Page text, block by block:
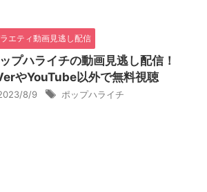
エティ動画見逃し配信
プハライチの動画見逃し配信！
やYouTube以外で無料視聴
8/9 ポップハライチ